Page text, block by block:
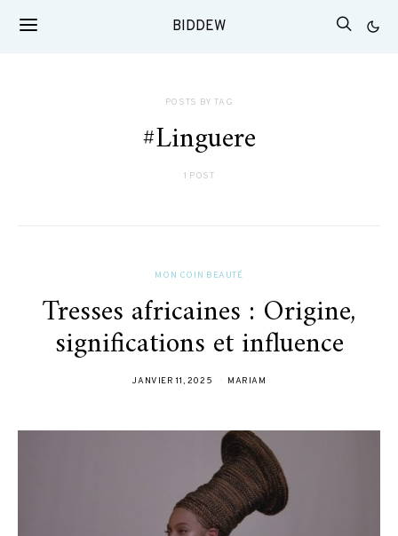
BIDDEW
POSTS BY TAG
#Linguere
1 POST
MON COIN BEAUTÉ
Tresses africaines : Origine,
significations et influence
JANVIER 11, 2025 MARIAM